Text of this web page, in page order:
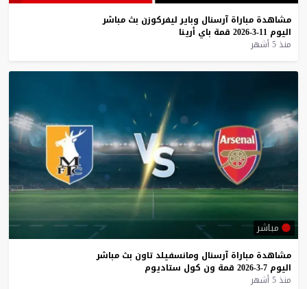
مشاهدة مباراة آرسنال وباير ليفركوزن بث مباشر
اليوم 11-3-2026 قمة باي أرينا
منذ 5 أشهر
مباشر
مشاهدة مباراة آرسنال ومانسفيلد تاون بث مباشر
اليوم 7-3-2026 قمة ون كول ستاديوم
منذ 5 أشهر